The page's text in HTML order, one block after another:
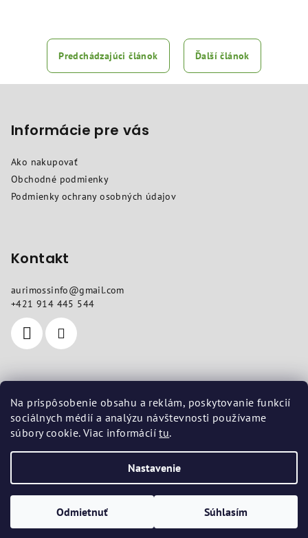
Na prispôsobenie obsahu a reklám, poskytovanie funkcií
sociálnych médií a analýzu návštevnosti používame
súbory cookie. Viac informáciítu.
Nastavenie
Odmietnuť Súhlasím
Predchádzajúci článok Ďalší článok
Informácie pre vás
Ako nakupovať
Obchodné podmienky
Podmienky ochrany osobných údajov
Kontakt
aurimossinfo@gmail.com
+421 914 445 544
Kde nás nájdete
Sídlo
: Sokolovská 10, Košice 04011
Prevádzka : Vojenská 14, Košice 04001
nastavenie cookies
Vytvoril Shoptet